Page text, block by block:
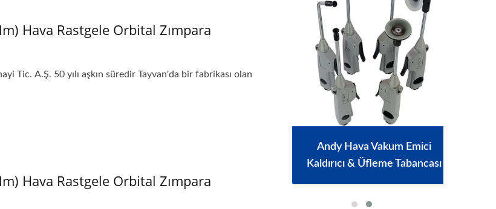
Hava Rastgele Orbital Zımpara
Tic. A.Ş. 50 yılı aşkın süredir Tayvan'da bir fabrikası olan
Hava Rastgele Orbital Zımpara
Andy Hava Vakum Emici
Kaldırıcı & Üfleme Tabancası